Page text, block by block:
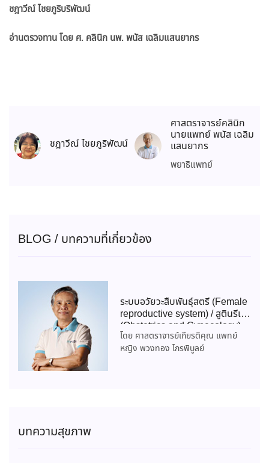
ชฎาวีณ์ ไชยภูริบริพัฒน์
อ่านตรวจทาน โดย ศ. คลินิก นพ. พนัส เฉลิมแสนยากร
ชฎาวีณ์ ไชยภูริพัฒน์
ศาสตราจารย์คลินิก
นายแพทย์ พนัส เฉลิม
แสนยากร
พยาธิแพทย์
BLOG / บทความที่เกี่ยวข้อง
ระบบอวัยวะสืบพันธุ์สตรี (Female
reproductive system) / สูตินรีเวช
(Obstetrics and Gynecology)
โดย ศาสตราจารย์เกียรติคุณ แพทย์
หญิง พวงทอง ไกรพิบูลย์
บทความสุขภาพ